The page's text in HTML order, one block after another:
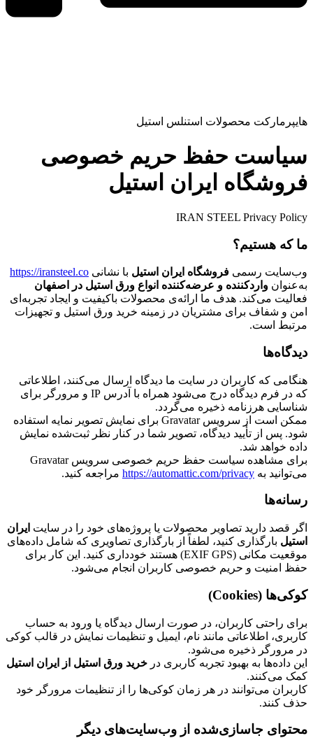
هایپرمارکت محصولات استنلس استیل
سیاست حفظ حریم خصوصی
فروشگاه ایران استیل
IRAN STEEL Privacy Policy
ما که هستیم؟
وب‌سایت رسمی فروشگاه ایران استیل با نشانی https://iransteel.co
به‌عنوان واردکننده و عرضه‌کننده انواع ورق استیل در اصفهان
فعالیت می‌کند. هدف ما ارائه‌ی محصولات باکیفیت و ایجاد تجربه‌ای
امن و شفاف برای مشتریان در زمینه خرید ورق استیل و تجهیزات
مرتبط است.
دیدگاه‌ها
هنگامی که کاربران در سایت ما دیدگاه ارسال می‌کنند، اطلاعاتی
که در فرم دیدگاه درج می‌شود همراه با آدرس IP و مرورگر برای
شناسایی هرزنامه ذخیره می‌گردد.
ممکن است از سرویس Gravatar برای نمایش تصویر نمایه استفاده
شود. پس از تأیید دیدگاه، تصویر شما در کنار نظر ثبت‌شده نمایش
داده خواهد شد.
برای مشاهده سیاست حفظ حریم خصوصی سرویس Gravatar
می‌توانید به https://automattic.com/privacy مراجعه کنید.
رسانه‌ها
اگر قصد دارید تصاویر محصولات یا پروژه‌های خود را در سایت ایران
استیل بارگذاری کنید، لطفاً از بارگذاری تصاویری که شامل داده‌های
موقعیت مکانی (EXIF GPS) هستند خودداری کنید. این کار برای
حفظ امنیت و حریم خصوصی کاربران انجام می‌شود.
کوکی‌ها (Cookies)
برای راحتی کاربران، در صورت ارسال دیدگاه یا ورود به حساب
کاربری، اطلاعاتی مانند نام، ایمیل و تنظیمات نمایش در قالب کوکی
در مرورگر ذخیره می‌شود.
این داده‌ها به بهبود تجربه کاربری در خرید ورق استیل از ایران استیل
کمک می‌کنند.
کاربران می‌توانند در هر زمان کوکی‌ها را از تنظیمات مرورگر خود
حذف کنند.
محتوای جاسازی‌شده از وب‌سایت‌های دیگر